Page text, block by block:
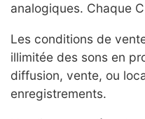
analogiques. Chaque
Les conditions de
illimitée des sons en
diffusion, vente, ou
enregistrements.